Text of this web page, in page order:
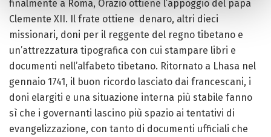
finalmente a Roma, Orazio ottiene l’appoggio del papa
Clemente XII. Il frate ottiene denaro, altri dieci
missionari, doni per il reggente del regno tibetano e
un’attrezzatura tipografica con cui stampare libri e
documenti nell’alfabeto tibetano. Ritornato a Lhasa nel
gennaio 1741, il buon ricordo lasciato dai francescani, i
doni elargiti e una situazione interna più stabile fanno
sì che i governanti lascino più spazio ai tentativi di
evangelizzazione, con tanto di documenti ufficiali che